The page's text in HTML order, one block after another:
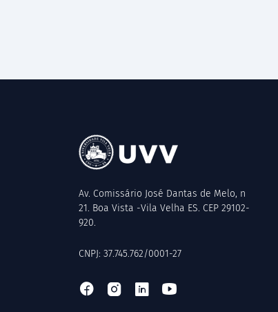
Av. Comissário José Dantas de Melo, n
21. Boa Vista -Vila Velha ES. CEP 29102-
920.
CNPJ: 37.745.762/0001-27